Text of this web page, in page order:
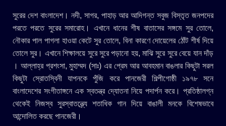
সুরের দেশ বাংলাদেশ। নদী, সাগর, পাহাড় আর আদিগন্ত সবুজ বিস্তৃত জনপদের
পরতে পরতে সুরের সমারোহ। এখানে ধানের শীষ বাতাসের সঙ্গমে সুর তোলে,
নৌকার পাল পাগলা হাওয়া কেটে সুর তোলে, বিনা কারণে দোয়েলের ঠোঁট শীর্ষ দিয়ে
তোলে সুর। এখানে শিক্ষালয়ে সুরে সুরে পড়ানো হয়, মাঝি সুরে সুরে বেয়ে যান দাঁড়
। আল্লাহ্র প্রশংসা, মুহাম্মদ (সাঃ) এর প্রেম আর আবহমান বাঙলার কিছুটা সরল
কিছুটা স্রোতস্বিনী যাপনকে পুঁজি করে পানজেরী শিল্পীগোষ্ঠী ১৯৭৮ সনে
বাংলাদেশের সংগীতাঙ্গনে এক স্বতন্ত্র দ্যোতনা নিয়ে পদার্পন করে। প্রতিষ্ঠালগ্ন
থেকেই নিজস্ব সুরস্বাতন্ত্র্যে শতাধিক গান দিয়ে বাঙালী মনকে বিশেষভাবে
আন্দোলিত করছে পানজেরী।